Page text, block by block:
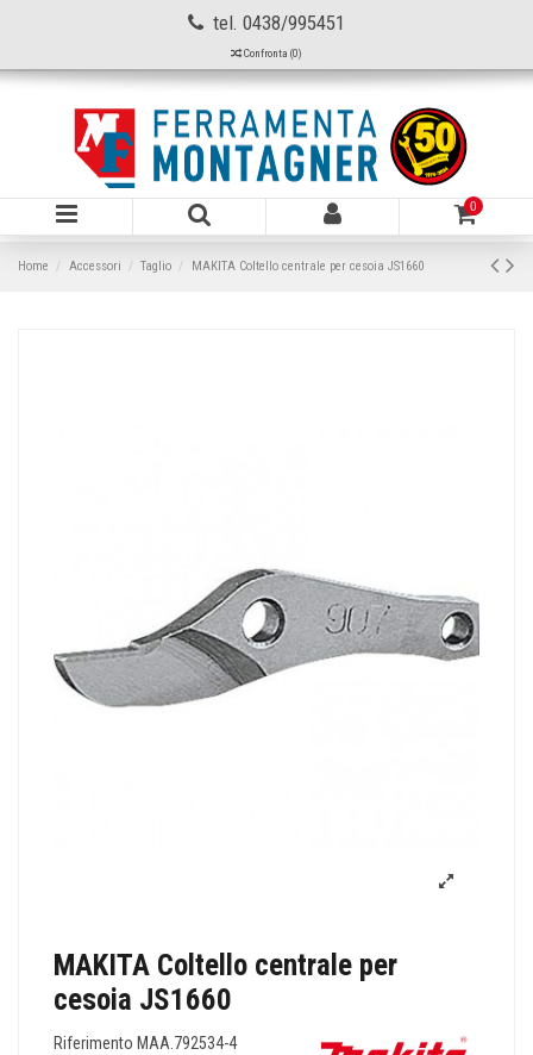
tel. 0438/995451
Confronta (0)
0
Home Accessori Taglio MAKITA Coltello centrale per cesoia JS1660
MAKITA Coltello centrale per
cesoia JS1660
Riferimento MAA.792534-4